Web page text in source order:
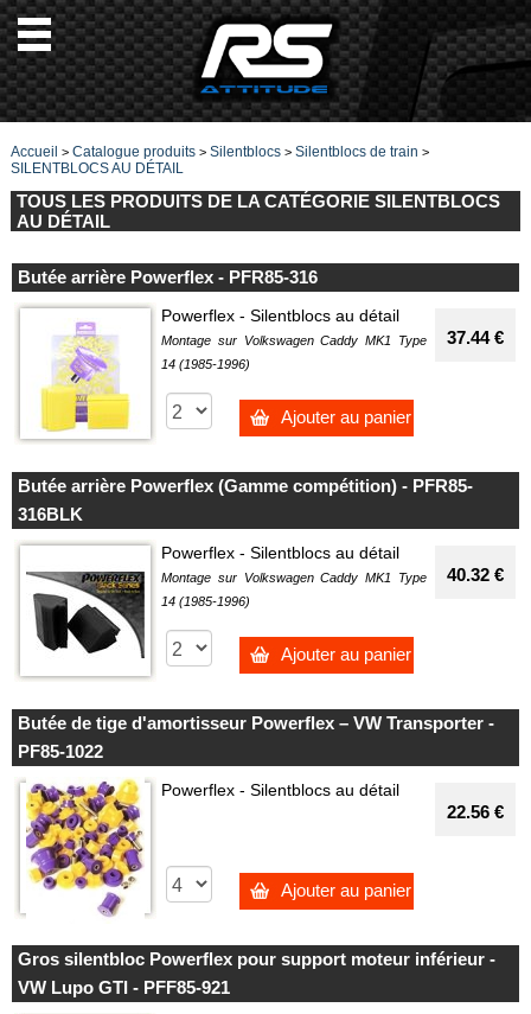
Accueil > Catalogue produits> Silentblocs> Silentblocs de train >
SILENTBLOCS AU DÉTAIL
TOUS LES PRODUITS DE LA CATÉGORIE SILENTBLOCS
AU DÉTAIL
Butée arrière Powerflex - PFR85-316
Powerflex - Silentblocs au détail
Montage sur Volkswagen Caddy MK1 Type
14 (1985-1996)
37.44 €
Ajouter au panier
Butée arrière Powerflex (Gamme compétition) - PFR85-
316BLK
Powerflex - Silentblocs au détail
Montage sur Volkswagen Caddy MK1 Type
14 (1985-1996)
40.32 €
Ajouter au panier
Butée de tige d'amortisseur Powerflex – VW Transporter -
PF85-1022
Powerflex - Silentblocs au détail
22.56 €
Ajouter au panier
Gros silentbloc Powerflex pour support moteur inférieur -
VW Lupo GTI - PFF85-921